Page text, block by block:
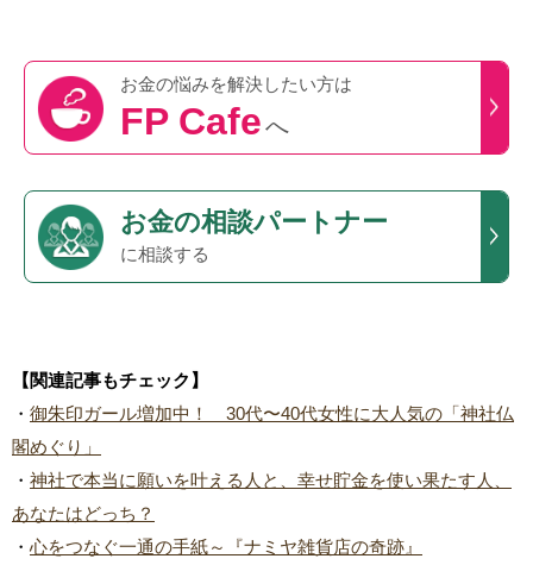
お金の悩みを解決したい方は
FP Cafeへ
お金の相談パートナー
に相談する
【関連記事もチェック】
・ 御朱印ガール増加中！ 30代〜40代女性に大人気の「神社仏
閣めぐり」
・ 神社で本当に願いを叶える人と、幸せ貯金を使い果たす人、
あなたはどっち？
・ 心をつなぐ一通の手紙～『ナミヤ雑貨店の奇跡』